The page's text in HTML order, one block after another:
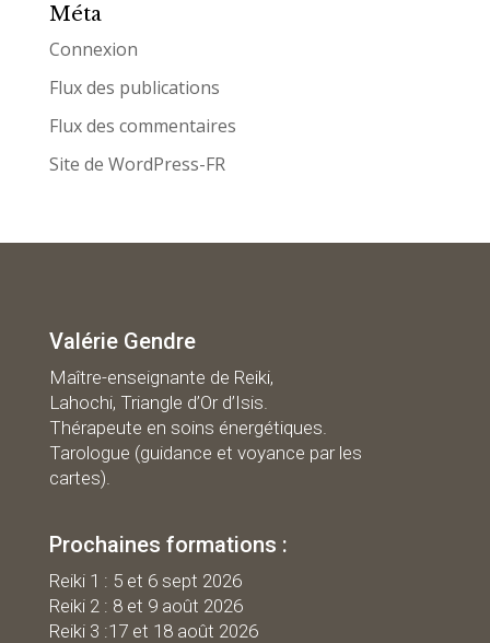
Méta
Connexion
Flux des publications
Flux des commentaires
Site de WordPress-FR
Valérie Gendre
Maître-enseignante de Reiki,
Lahochi, Triangle d’Or d’Isis.
Thérapeute en soins énergétiques.
Tarologue (guidance et voyance par les
cartes).
Prochaines formations :
Reiki 1 : 5 et 6 sept 2026
Reiki 2 : 8 et 9 août 2026
Reiki 3 :17 et 18 août 2026